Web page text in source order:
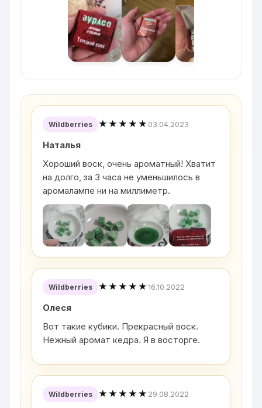
Wildberries ★★★★★ 03.04.2023
Наталья
Хороший воск, очень ароматный! Хватит
на долго, за 3 часа не уменьшилось в
аромалампе ни на миллиметр.
Wildberries ★★★★★16.10.2022
Олеся
Вот такие кубики. Прекрасный воск.
Нежный аромат кедра. Я в восторге.
Wildberries ★★★★★ 29.08.2022